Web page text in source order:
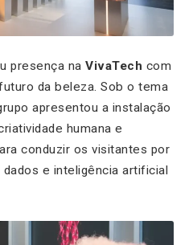
presença na VivaTech com
da beleza. Sob o tema
apresentou a instalação
humana e
conduzir os visitantes por
e inteligência artificial